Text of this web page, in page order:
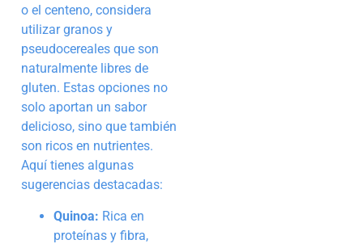
o el centeno, considera
utilizar granos y
pseudocereales que son
naturalmente libres de
gluten. Estas opciones no
solo aportan un sabor
delicioso, sino que también
son ricos en nutrientes.
Aquí tienes algunas
sugerencias destacadas:
Quinoa: Rica en
proteínas y fibra,